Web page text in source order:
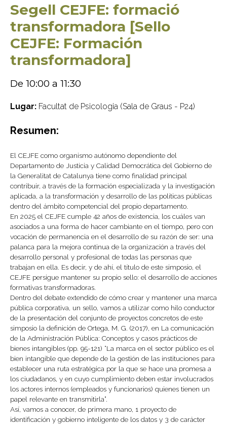
Segell CEJFE: formació
transformadora [Sello
CEJFE: Formación
transformadora]
De 10:00 a 11:30
Lugar: Facultat de Psicologia (Sala de Graus - P24)
Resumen:
El CEJFE como organismo autónomo dependiente del
Departamento de Justicia y Calidad Democrática del Gobierno de
la Generalitat de Catalunya tiene como finalidad principal
contribuir, a través de la formación especializada y la investigación
aplicada, a la transformación y desarrollo de las políticas públicas
dentro del ámbito competencial del propio departamento.
En 2025 el CEJFE cumple 42 años de existencia, los cuáles van
asociados a una forma de hacer cambiante en el tiempo, pero con
vocación de permanencia en el desarrollo de su razón de ser: una
palanca para la mejora continua de la organización a través del
desarrollo personal y profesional de todas las personas que
trabajan en ella. Es decir, y de ahí, el título de este simposio, el
CEJFE persigue mantener su propio sello: el desarrollo de acciones
formativas transformadoras.
Dentro del debate extendido de cómo crear y mantener una marca
pública corporativa, un sello, vamos a utilizar como hilo conductor
de la presentación del conjunto de proyectos concretos de este
simposio la definición de Ortega, M. G. (2017), en La comunicación
de la Administración Pública: Conceptos y casos prácticos de
bienes intangibles (pp. 95-121) “La marca en el sector público es el
bien intangible que depende de la gestión de las instituciones para
establecer una ruta estratégica por la que se hace una promesa a
los ciudadanos, y en cuyo cumplimiento deben estar involucrados
los actores internos (empleados y funcionarios) quienes tienen un
papel relevante en transmitirla”.
Así, vamos a conocer, de primera mano, 1 proyecto de
identificación y gobierno inteligente de los datos y 3 de carácter